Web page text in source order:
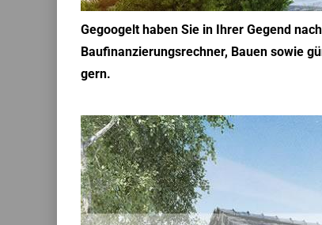
Gegoogelt haben Sie in Ihrer Gegend
Baufinanzierungsrechner, Bauen sowie
gern.